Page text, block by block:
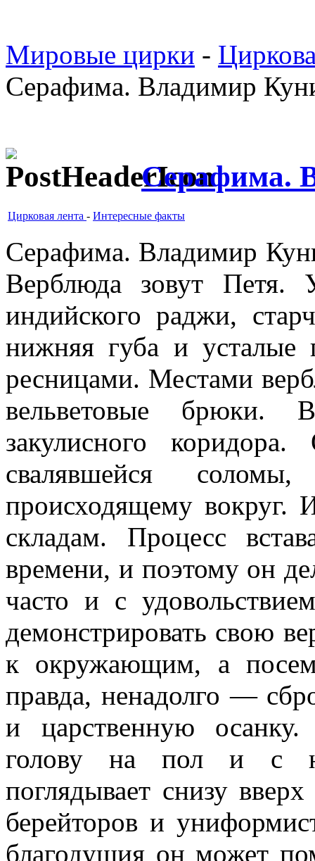
Мировые цирки -
Серафима. Владимир
Серафима.
Цирковая лента - Интересные факты
Серафима. Владимир
Верблюда зовут
индийского раджи,
нижняя губа и
ресницами. Местами
вельветовые брюки.
закулисного
свалявшейся
происходящему вокруг.
складам. Процесс
времени, и поэтому он
часто и с
демонстрировать свою
к окружающим, а
правда, ненадолго —
и царственную
голову на пол и с
поглядывает снизу
берейторов и
благодушия он может